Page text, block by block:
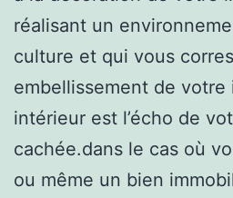
réalisant un
culture et qui vous
embellissement de
intérieur est l’écho de
cachée.dans le cas où
ou même un bien